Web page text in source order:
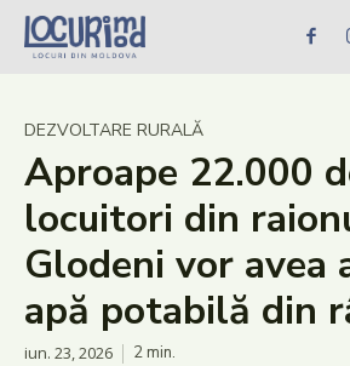
Caută în site...
Știri
Evenimente
Dezvoltare rurală
Turism
Vinării
DEZVOLTARE RURALĂ
Aproape 22.000
locuitori din
Glodeni vor avea
apă potabilă din
iun. 23, 2026 2min.